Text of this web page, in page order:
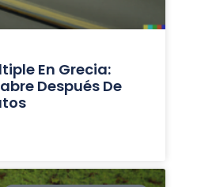
En Grecia:
Después De